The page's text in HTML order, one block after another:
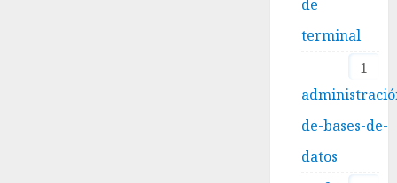
de
terminal
1
de-bases-de-
datos